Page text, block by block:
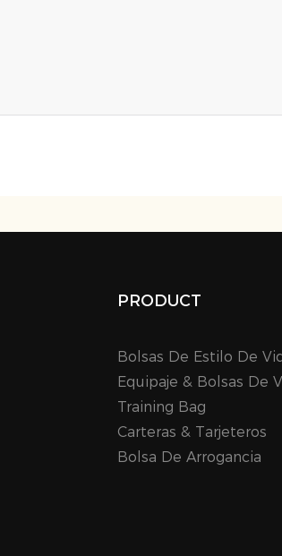
PRODUCT
Bolsas De Estilo De
Equipaje & Bolsas De
Training Bag
Carteras & Tarjeteros
Bolsa De Arrogancia